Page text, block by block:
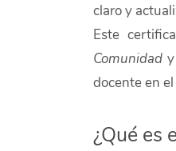
claro y
Este
Comunidad
docente en
¿Qué es